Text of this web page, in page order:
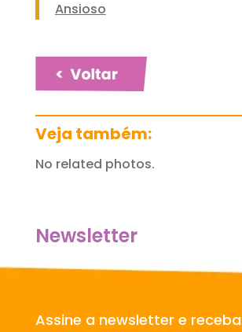
Ansioso
Veja também:
No related photos.
Newsletter
Assine a newsletter e receba